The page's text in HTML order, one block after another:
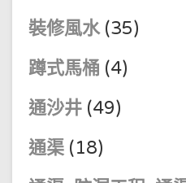
裝修風水(35)
蹲式馬桶 (4)
通沙井 (49)
通渠 (18)